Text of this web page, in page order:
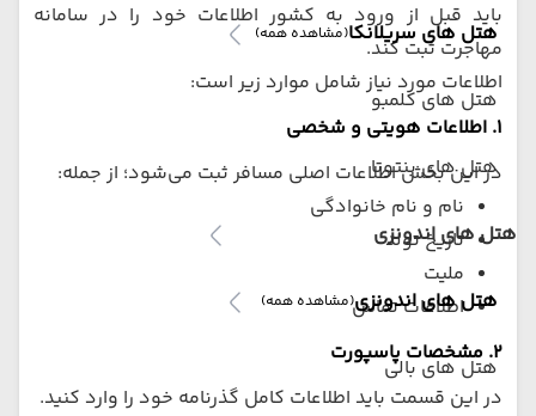
هتل های سریلانکا(مشاهده همه)
هتل های کلمبو
هتل های بنتوتا
هتل های اندونزی
هتل های اندونزی(مشاهده همه)
هتل های بالی
باید قبل از ورود به کشور اطلاعات خود را در سامانه
مهاجرت ثبت کند.
اطلاعات مورد نیاز شامل موارد زیر است:
۱. اطلاعات هویتی و شخصی
در این بخش اطلاعات اصلی مسافر ثبت می‌شود؛ از جمله:
نام و نام خانوادگی
تاریخ تولد
ملیت
اطلاعات تماس
۲. مشخصات پاسپورت
در این قسمت باید اطلاعات کامل گذرنامه خود را وارد کنید.